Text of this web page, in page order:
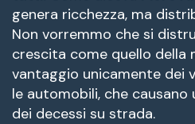
genera ricchezza, ma
Non vorremmo che si
crescita come quello della
vantaggio unicamente dei
le automobili, che
dei decessi su strada.